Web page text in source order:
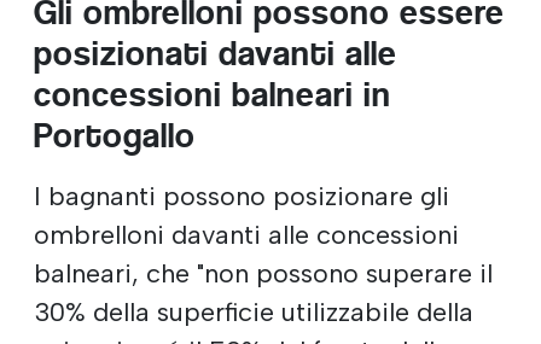
Gli ombrelloni possono essere
posizionati davanti alle
concessioni balneari in
Portogallo
I bagnanti possono posizionare gli
ombrelloni davanti alle concessioni
balneari, che "non possono superare il
30% della superficie utilizzabile della